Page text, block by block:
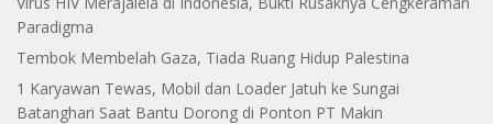
Paradigma
Tembok Membelah Gaza, Tiada Ruang Hidup Palestina
1 Karyawan Tewas, Mobil dan Loader Jatuh ke Sungai
Batanghari Saat Bantu Dorong di Ponton PT Makin